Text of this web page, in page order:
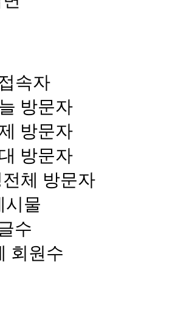
속자
방문자
방문자
방문자
전체 방문자
시물
수
회원수